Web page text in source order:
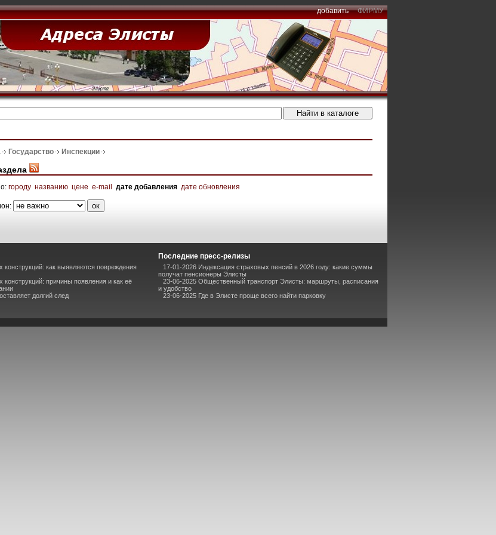
добавить ФИРМУ
Государство Инспекции
городу названию цене e-mail дате добавления дате обновления
конструкций: как выявляются повреждения
конструкций: причины появления и как её
долгий след
Последние пресс-релизы
17-01-2026 Индексация страховых пенсий в 2026 году: какие суммы
получат пенсионеры Элисты
23-06-2025 Общественный транспорт Элисты: маршруты, расписания
и удобство
23-06-2025 Где в Элисте проще всего найти парковку